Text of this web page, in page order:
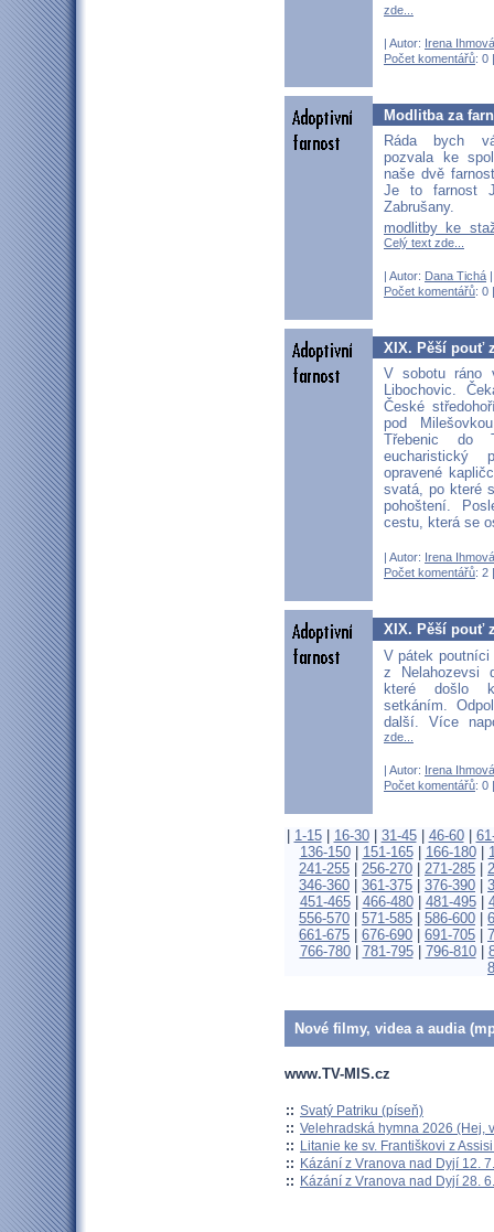
zde...
| Autor: Irena Ihmová
Počet komentářů: 0
Modlitba za
Ráda bych
pozvala ke
naše dvě
Je to farnost
Zabrušany.
modlitby ke
Celý text zde...
| Autor: Dana Tichá
Počet komentářů: 0
XIX. Pěší pouť
V sobotu ráno
Libochovic.
České
pod
Třebenic do
eucharistický
opravené
svatá, po které
pohoštení.
cestu, která se
| Autor: Irena Ihmová
Počet komentářů: 2
XIX. Pěší pouť
V pátek poutníci
z Nelahozevsi
které došlo
setkáním.
další. Více
zde...
| Autor: Irena Ihmová
Počet komentářů: 0
1-15| 16-30| 31-45| 46-60|
136-150| 151-165| 166-180|
241-255
256-270 271-285
346-360
361-375 376-390
451-465| 466-480| 481-495|
556-570
571-585 586-600
661-675
676-690 691-705
766-780| 781-795| 796-810|
Nové filmy, videa a audia
www.TV-MIS.cz
:: Svatý Patriku (píseň)
:: Velehradská hymna 2026 (Hej,
:: Litanie ke sv. Františkovi z
:: Kázání z Vranova nad Dyjí 12.
:: Kázání z Vranova nad Dyjí 28.